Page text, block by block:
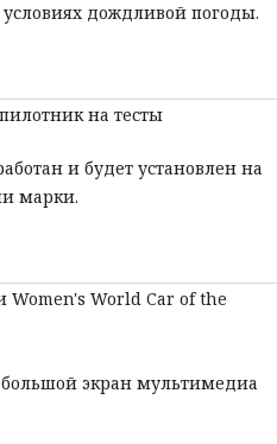
дождливой погоды.
на тесты
и будет установлен на
марки.
Women's World Car of the
экран мультимедиа